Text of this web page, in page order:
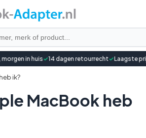
in huis✓14 dagen retourrecht✓Laagste
ik?
MacBook heb